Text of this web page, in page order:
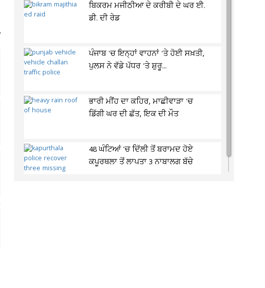
ਬਿਕਰਮ ਮਜੀਠੀਆ ਦੇ ਕਰੀਬੀ ਦੇ ਘਰ ਈ.
ਡੀ. ਦੀ ਰੇਡ
ਪੰਜਾਬ 'ਚ ਇਨ੍ਹਾਂ ਵਾਹਨਾਂ 'ਤੇ ਹੋਈ ਸਖ਼ਤੀ,
ਪੁਲਸ ਨੇ ਵੱਡੇ ਪੱਧਰ 'ਤੇ ਸ਼ੁਰੂ...
ਭਾਰੀ ਮੀਂਹ ਦਾ ਕਹਿਰ, ਮਾਛੀਵਾੜਾ 'ਚ
ਡਿੱਗੀ ਘਰ ਦੀ ਛੱਤ, ਇਕ ਦੀ ਮੌਤ
48 ਘੰਟਿਆਂ 'ਚ ਦਿੱਲੀ ਤੋਂ ਬਰਾਮਦ ਹੋਏ
ਕਪੂਰਥਲਾ ਤੋਂ ਲਾਪਤਾ 3 ਨਾਬਾਲਗ ਬੱਚੇ